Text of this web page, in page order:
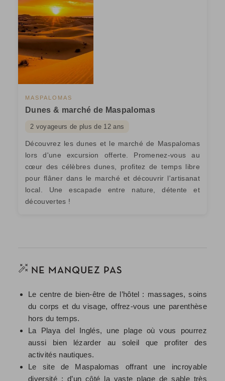
MASPALOMAS
Dunes & marché de Maspalomas
2 voyageurs de plus de 12 ans
Découvrez les dunes et le marché de Maspalomas
lors d'une excursion offerte. Promenez-vous au
cœur des célèbres dunes, profitez de temps libre
pour flâner dans le marché et découvrir l'artisanat
local. Une escapade entre nature, détente et
découvertes !
NE MANQUEZ PAS
Le centre de bien-être de l’hôtel : massages, soins
du corps et du visage, offrez-vous une parenthèse
hors du temps.
La Playa del Inglés, une plage où vous pourrez
aussi bien lézarder au soleil que profiter des
activités nautiques.
Le site de Maspalomas offrant une incroyable
diversité : d’un côté la vaste plage de sable très